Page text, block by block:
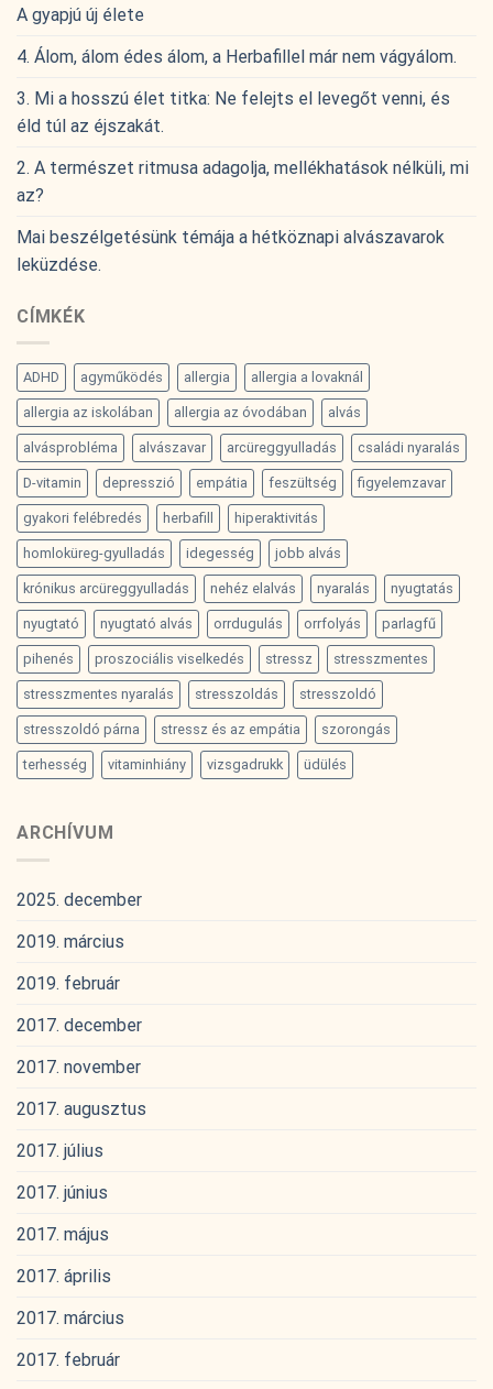
A gyapjú új élete
4. Álom, álom édes álom, a Herbafillel már nem vágyálom.
3. Mi a hosszú élet titka: Ne felejts el levegőt venni, és
éld túl az éjszakát.
2. A természet ritmusa adagolja, mellékhatások nélküli, mi
az?
Mai beszélgetésünk témája a hétköznapi alvászavarok
leküzdése.
CÍMKÉK
ADHD agyműködés allergia allergia a lovaknál
allergia az iskolában allergia az óvodában alvás
alvásprobléma alvászavar arcüreggyulladás családi nyaralás
D-vitamin depresszió empátia feszültség figyelemzavar
gyakori felébredés herbafill hiperaktivitás
homloküreg-gyulladás idegesség jobb alvás
krónikus arcüreggyulladás nehéz elalvás nyaralás nyugtatás
nyugtató nyugtató alvás orrdugulás orrfolyás parlagfű
pihenés proszociális viselkedés stressz stresszmentes
stresszmentes nyaralás stresszoldás stresszoldó
stresszoldó párna stressz és az empátia szorongás
terhesség vitaminhiány vizsgadrukk üdülés
ARCHÍVUM
2025. december
2019. március
2019. február
2017. december
2017. november
2017. augusztus
2017. július
2017. június
2017. május
2017. április
2017. március
2017. február